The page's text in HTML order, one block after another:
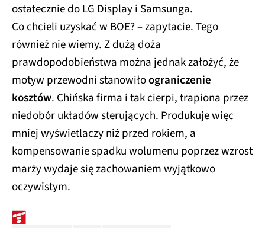
ostatecznie do LG Display i Samsunga.
Co chcieli uzyskać w BOE? – zapytacie. Tego
również nie wiemy. Z dużą doża
prawdopodobieństwa można jednak założyć, że
motyw przewodni stanowiłoograniczenie
kosztów. Chińska firma i tak cierpi, trapiona przez
niedobór układów sterujących. Produkuje więc
mniej wyświetlaczy niż przed rokiem, a
kompensowanie spadku wolumenu poprzez wzrost
marży wydaje się zachowaniem wyjątkowo
oczywistym.